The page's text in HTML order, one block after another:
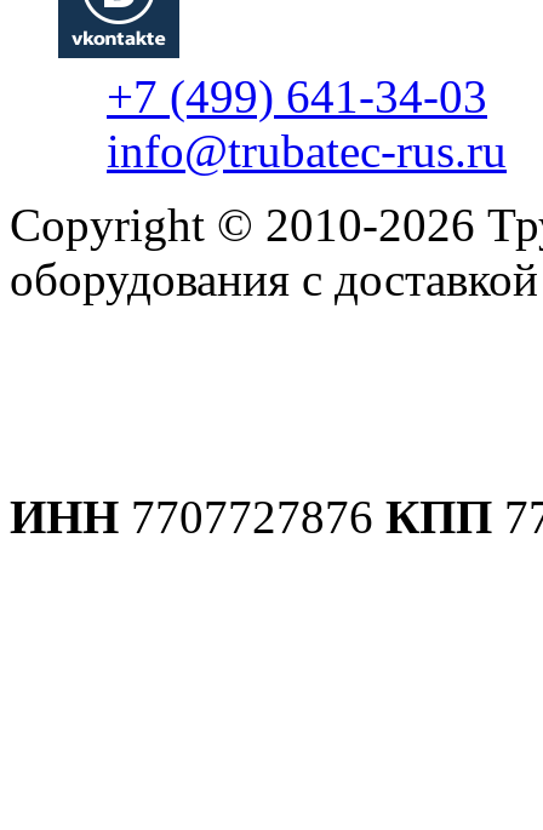
+7 (499) 641-34-03
info@trubatec-rus.ru
Copyright © 2010-2026
оборудования с
ИНН 7707727876 КПП